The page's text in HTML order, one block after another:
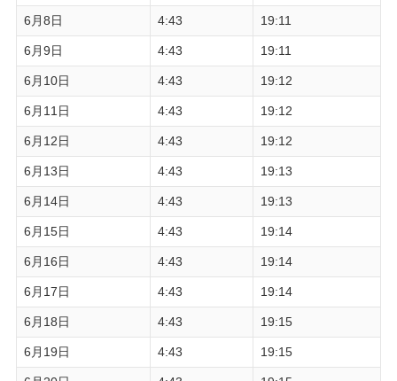
6月8日 4:43 19:11
6月9日 4:43 19:11
6月10日 4:43 19:12
6月11日 4:43 19:12
6月12日 4:43 19:12
6月13日 4:43 19:13
6月14日 4:43 19:13
6月15日 4:43 19:14
6月16日 4:43 19:14
6月17日 4:43 19:14
6月18日 4:43 19:15
6月19日 4:43 19:15